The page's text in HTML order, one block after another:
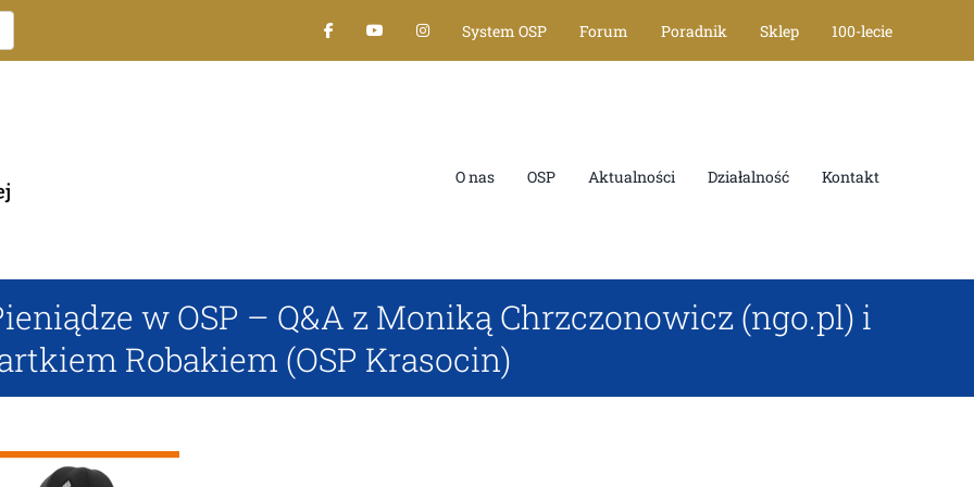
System OSP Forum Poradnik Sklep 100-lecie
O nas OSP Aktualności Działalność Kontakt
w OSP – Q&A z Moniką Chrzczonowicz (ngo.pl) i
Robakiem (OSP Krasocin)